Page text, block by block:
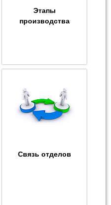
Этапы
производства
Связь отделов